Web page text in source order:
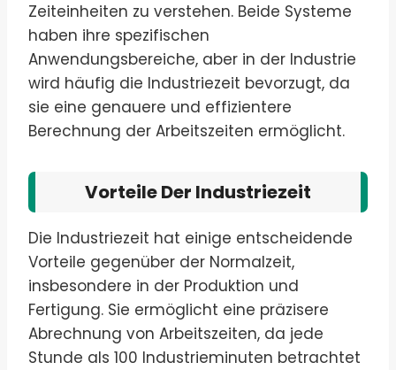
Zeiteinheiten zu verstehen. Beide Systeme
haben ihre spezifischen
Anwendungsbereiche, aber in der Industrie
wird häufig die Industriezeit bevorzugt, da
sie eine genauere und effizientere
Berechnung der Arbeitszeiten ermöglicht.
Vorteile Der Industriezeit
Die Industriezeit hat einige entscheidende
Vorteile gegenüber der Normalzeit,
insbesondere in der Produktion und
Fertigung. Sie ermöglicht eine präzisere
Abrechnung von Arbeitszeiten, da jede
Stunde als 100 Industrieminuten betrachtet